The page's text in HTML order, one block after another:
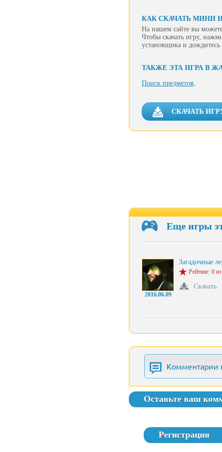
КАК СКАЧАТЬ МИНИ
На нашем сайте вы
Чтобы скачать игру,
установщика и
ТАКЖЕ ЭТА ИГРА В
Поиск предметов,
СКАЧАТЬ
Еще игры
2016.06.09
Загадочные
Рейтинг: 0
Скачать
Комментарии
Оставьте ваш
Регистрация